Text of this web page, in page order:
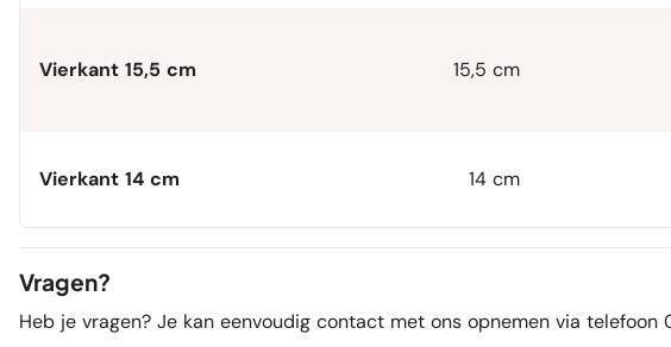
Vierkant 15,5 cm 15,5 cm
Vierkant 14 cm 14 cm
Vragen?
Heb je vragen? Je kan eenvoudig contact met ons opnemen via